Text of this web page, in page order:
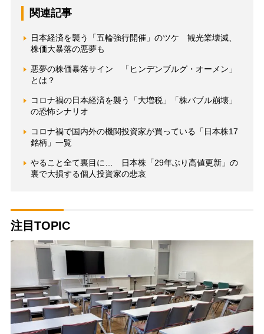
関連記事
日本経済を襲う「五輪強行開催」のツケ 観光業壊滅、
株価大暴落の悪夢も
悪夢の株価暴落サイン 「ヒンデンブルグ・オーメン」
とは？
コロナ禍の日本経済を襲う「大増税」「株バブル崩壊」
の恐怖シナリオ
コロナ禍で国内外の機関投資家が買っている「日本株17
銘柄」一覧
やること全て裏目に… 日本株「29年ぶり高値更新」の
裏で大損する個人投資家の悲哀
注目TOPIC